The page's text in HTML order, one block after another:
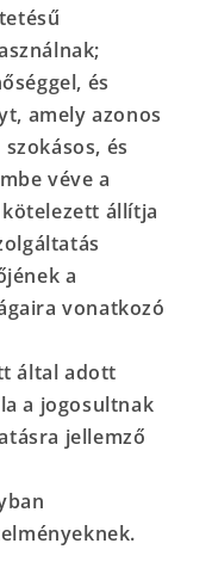
és
amely azonos
és
véve a
állítja
a
vonatkozó
által adott
a jogosultnak
jellemző